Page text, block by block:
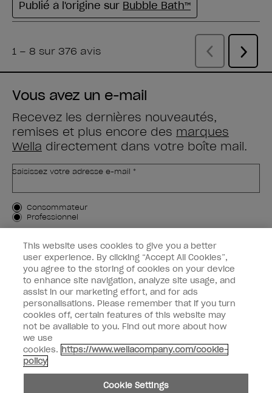
Vous avez un e-mail
Recevez les dernières nouveautés,
remises et plus encore des marques
Wella directement dans votre boîte mail.
Saisissez votre adresse e-mail *
Type de client
Consommateur
Professionnel
M'INSCRIRE
Informations clients
OPI & vous
instagramfacebook
This website uses cookies to give you a better
user experience. By clicking “Accept All Cookies”,
you agree to the storing of cookies on your device
to enhance site navigation, analyze site usage, and
assist in our marketing effort, and for ads
personalisations. Please remember that if you turn
cookies off, certain features of this website may
not be available to you. Find out more about how
we use
cookies. https://www.wellacompany.com/cookie-
policy
Cookie Settings